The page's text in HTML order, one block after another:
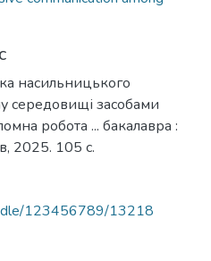
насильницького
середовищі засобами
робота ... бакалавра :
2025. 105 с.
123456789/13218